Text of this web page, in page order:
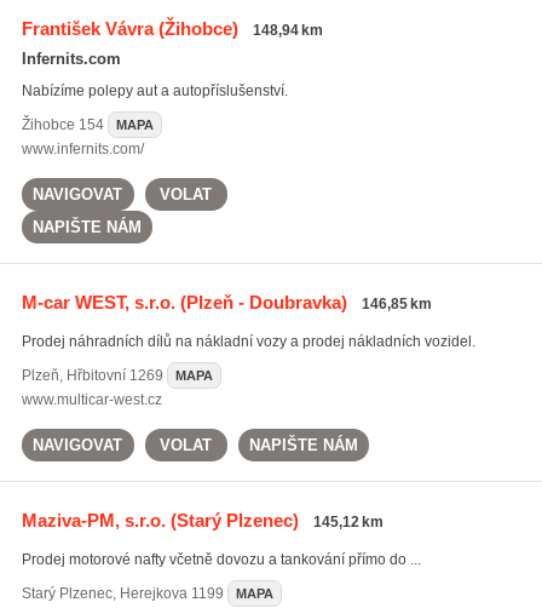
František Vávra(Žihobce) 148,94 km
Infernits.com
Nabízíme polepy aut a autopříslušenství.
Žihobce 154 MAPA
www.infernits.com/
NAVIGOVAT
VOLAT
NAPIŠTE NÁM
M-car WEST, s.r.o.(Plzeň - Doubravka) 146,85 km
Prodej náhradních dílů na nákladní vozy a prodej nákladních vozidel.
Plzeň, Hřbitovní 1269 MAPA
www.multicar-west.cz
NAVIGOVAT VOLAT NAPIŠTE NÁM
Maziva-PM, s.r.o.(Starý Plzenec) 145,12 km
Prodej motorové nafty včetně dovozu a tankování přímo do ...
Starý Plzenec, Herejkova 1199 MAPA